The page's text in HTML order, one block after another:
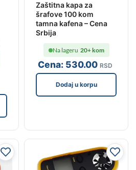
Zaštitna kapa za
šrafove 100 kom
tamna kafena – Cena
Srbija
Cena: 530.00 RSD
Na lageru 20+ kom
Dodaj u korpu